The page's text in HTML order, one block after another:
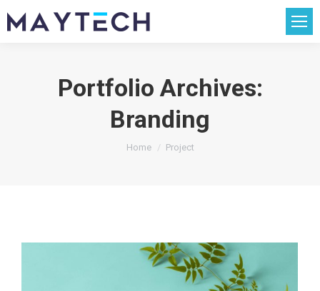
Portfolio Archives:
Branding
You are here:
Home Project